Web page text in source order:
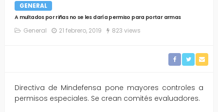
GENERAL
A multados por riñas no se les daría permiso para portar armas
General 21 febrero, 2019 823 views
Directiva de Mindefensa pone mayores controles a
permisos especiales. Se crean comités evaluadores.